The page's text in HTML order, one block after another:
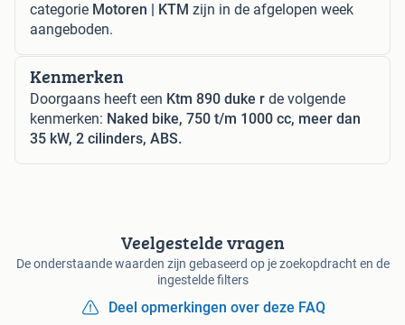
categorie Motoren | KTM zijn in de afgelopen week
aangeboden.
Kenmerken
Doorgaans heeft een Ktm 890 duke r de volgende
kenmerken: Naked bike, 750 t/m 1000 cc, meer dan
35 kW, 2 cilinders, ABS.
Veelgestelde vragen
De onderstaande waarden zijn gebaseerd op je zoekopdracht en de
ingestelde filters
Deel opmerkingen over deze FAQ